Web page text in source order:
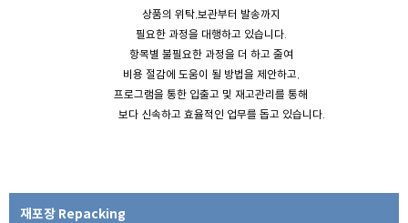
상품의 위탁,보관부터 발송까지
필요한 과정을 대행하고 있습니다.
항목별 불필요한 과정을 더 하고 줄여
비용 절감에 도움이 될 방법을 제안하고,
프로그램을 통한 입출고 및 재고관리를 통해
보다 신속하고 효율적인 업무를 돕고 있습니다.
재포장 Repacking